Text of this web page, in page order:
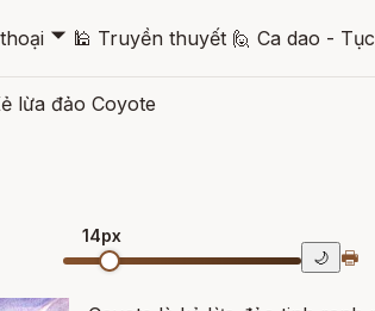
🞃 🕌 Truyền thuyết 🙋 Ca dao -
lừa đảo Coyote
14px
🌙 🖶